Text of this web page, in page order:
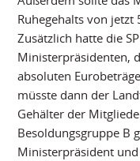
Ruhegehalts von jetzt
Zusätzlich hatte die
Ministerpräsidenten,
absoluten
müsste dann der
Gehälter der
Besoldungsgruppe B
Ministerpräsident